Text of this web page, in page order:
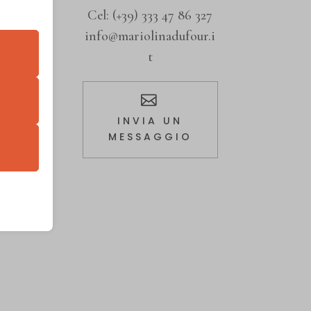
Cel: (+39) 333 47 86 327
info@mariolinadufour.i
t
INVIA UN
MESSAGGIO